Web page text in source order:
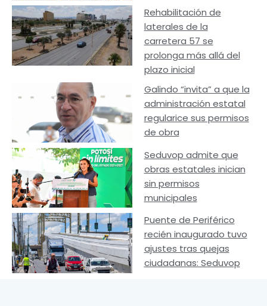
Rehabilitación de
laterales de la
carretera 57 se
prolonga más allá del
plazo inicial
Galindo “invita” a que la
administración estatal
regularice sus permisos
de obra
Seduvop admite que
obras estatales inician
sin permisos
municipales
Puente de Periférico
recién inaugurado tuvo
ajustes tras quejas
ciudadanas: Seduvop